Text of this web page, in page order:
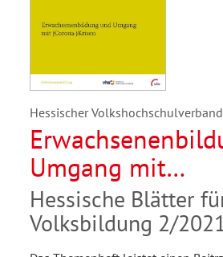
Hessischer Volkshochschulverband
Umgang mit
(Corona-)Krisen
Hessische Blätter
Volksbildung 2/